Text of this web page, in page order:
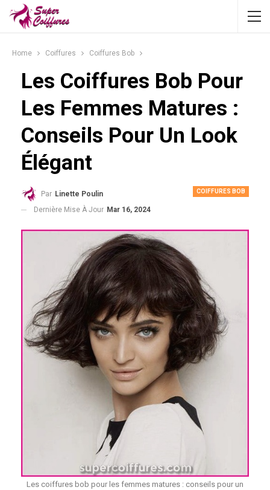
Home Coiffures Coiffures Bob
Les Coiffures Bob Pour
Les Femmes Matures :
Conseils Pour Un Look
Élégant
COIFFURES BOB
Par Linette Poulin
Dernière Mise À Jour Mar 16, 2024
Les coiffures bob pour les femmes matures : conseils pour un